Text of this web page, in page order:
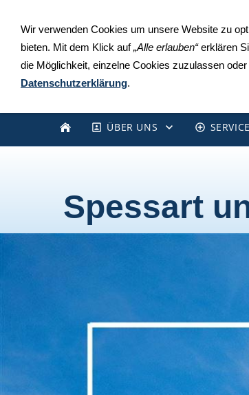
ÜBER UNS SERVICE
Spessart
Wir verwenden Cookies um unsere Website zu
bieten. Mit dem Klick auf„Alle erlauben“erklären
die Möglichkeit, einzelne Cookies zuzulassen
Datenschutzerklärung.